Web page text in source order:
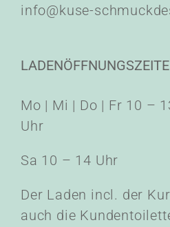
info@kuse-
Mo | Mi | Do | Fr 10 –
Uhr
Sa 10 – 14 Uhr
Der Laden incl. der
auch die